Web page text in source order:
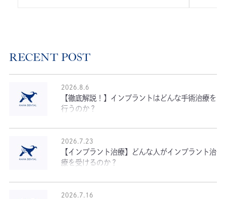
RECENT POST
2026.8.6
【徹底解説！】インプラントはどんな手術治療を
行うのか？
2026.7.23
【インプラント治療】どんな人がインプラント治
療を受けるのか？
2026.7.16